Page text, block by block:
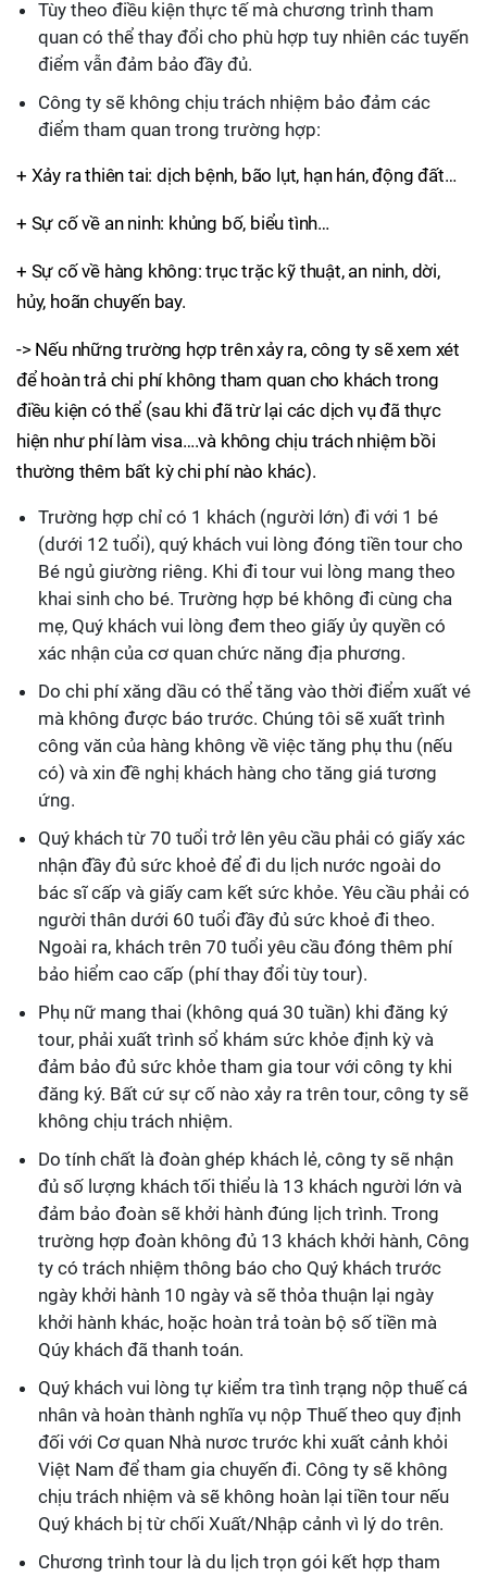
Tùy theo điều kiện thực tế mà chương trình tham
quan có thể thay đổi cho phù hợp tuy nhiên các tuyến
điểm vẫn đảm bảo đầy đủ.
Công ty sẽ không chịu trách nhiệm bảo đảm các
điểm tham quan trong trường hợp:
+ Xảy ra thiên tai: dịch bệnh, bão lụt, hạn hán, động đất…
+ Sự cố về an ninh: khủng bố, biểu tình…
+ Sự cố về hàng không: trục trặc kỹ thuật, an ninh, dời,
hủy, hoãn chuyến bay.
-> Nếu những trường hợp trên xảy ra, công ty sẽ xem xét
để hoàn trả chi phí không tham quan cho khách trong
điều kiện có thể (sau khi đã trừ lại các dịch vụ đã thực
hiện như phí làm visa….và không chịu trách nhiệm bồi
thường thêm bất kỳ chi phí nào khác).
Trường hợp chỉ có 1 khách (người lớn) đi với 1 bé
(dưới 12 tuổi), quý khách vui lòng đóng tiền tour cho
Bé ngủ giường riêng. Khi đi tour vui lòng mang theo
khai sinh cho bé. Trường hợp bé không đi cùng cha
mẹ, Quý khách vui lòng đem theo giấy ủy quyền có
xác nhận của cơ quan chức năng địa phương.
Do chi phí xăng dầu có thể tăng vào thời điểm xuất vé
mà không được báo trước. Chúng tôi sẽ xuất trình
công văn của hàng không về việc tăng phụ thu (nếu
có) và xin đề nghị khách hàng cho tăng giá tương
ứng.
Quý khách từ 70 tuổi trở lên yêu cầu phải có giấy xác
nhận đầy đủ sức khoẻ để đi du lịch nước ngoài do
bác sĩ cấp và giấy cam kết sức khỏe. Yêu cầu phải có
người thân dưới 60 tuổi đầy đủ sức khoẻ đi theo.
Ngoài ra, khách trên 70 tuổi yêu cầu đóng thêm phí
bảo hiểm cao cấp (phí thay đổi tùy tour).
Phụ nữ mang thai (không quá 30 tuần) khi đăng ký
tour, phải xuất trình sổ khám sức khỏe định kỳ và
đảm bảo đủ sức khỏe tham gia tour với công ty khi
đăng ký. Bất cứ sự cố nào xảy ra trên tour, công ty sẽ
không chịu trách nhiệm.
Do tính chất là đoàn ghép khách lẻ, công ty sẽ nhận
đủ số lượng khách tối thiểu là 13 khách người lớn và
đảm bảo đoàn sẽ khởi hành đúng lịch trình. Trong
trường hợp đoàn không đủ 13 khách khởi hành, Công
ty có trách nhiệm thông báo cho Quý khách trước
ngày khởi hành 10 ngày và sẽ thỏa thuận lại ngày
khởi hành khác, hoặc hoàn trả toàn bộ số tiền mà
Qúy khách đã thanh toán.
Quý khách vui lòng tự kiểm tra tình trạng nộp thuế cá
nhân và hoàn thành nghĩa vụ nộp Thuế theo quy định
đối với Cơ quan Nhà nươc trước khi xuất cảnh khỏi
Việt Nam để tham gia chuyến đi. Công ty sẽ không
chịu trách nhiệm và sẽ không hoàn lại tiền tour nếu
Quý khách bị từ chối Xuất/Nhập cảnh vì lý do trên.
Chương trình tour là du lịch trọn gói kết hợp tham